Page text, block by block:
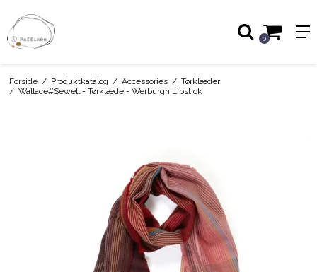
0
Forside / Produktkatalog / Accessories / Tørklæder
/ Wallace#Sewell - Tørklæde - Werburgh Lipstick